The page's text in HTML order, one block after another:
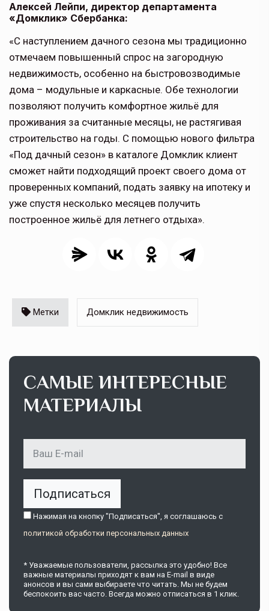
Алексей Лейпи, директор департамента
«Домклик» Сбербанка:
«С наступлением дачного сезона мы традиционно
отмечаем повышенный спрос на загородную
недвижимость, особенно на быстровозводимые
дома – модульные и каркасные. Обе технологии
позволяют получить комфортное жильё для
проживания за считанные месяцы, не растягивая
строительство на годы. С помощью нового фильтра
«Под дачный сезон» в каталоге Домклик клиент
сможет найти подходящий проект своего дома от
проверенных компаний, подать заявку на ипотеку и
уже спустя несколько месяцев получить
построенное жильё для летнего отдыха».
Метки Домклик недвижимость
САМЫЕ ИНТЕРЕСНЫЕ
МАТЕРИАЛЫ
Подписаться
Нажимая на кнопку "Подписаться", я соглашаюсь c
политикой обработки персональных данных
* Уважаемые пользователи, рассылка это удобно! Все
важные материалы приходят к вам на E-mail в виде
анонсов и вы сами выбираете что читать. Мы не будем
беспокоить вас часто. Всегда можно отписаться в 1 клик.